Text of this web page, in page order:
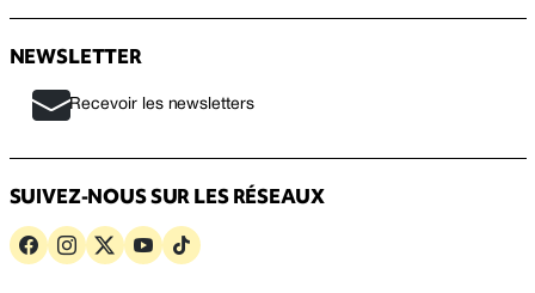
NEWSLETTER
Recevoir les newsletters
SUIVEZ-NOUS SUR LES RÉSEAUX